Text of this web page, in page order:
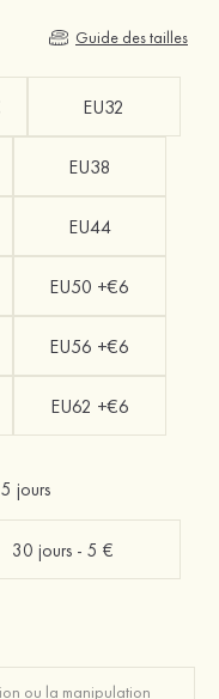
Guide des tailles
EU32
EU38
EU44
EU50 +€6
EU56 +€6
EU62 +€6
jours
30 jours - 5 €